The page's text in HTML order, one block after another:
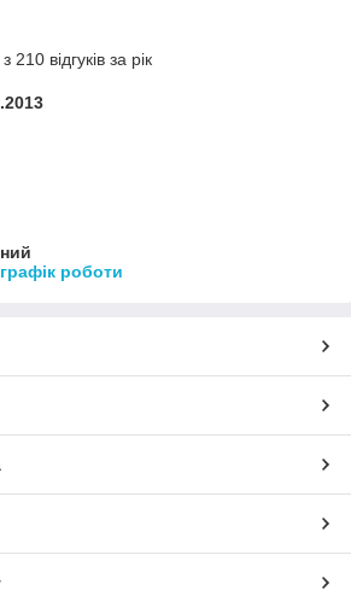
фасувальних пакетів на
низьку ціну, оскільки
ціни, розраховуючи на
відгуків за рік
роботи